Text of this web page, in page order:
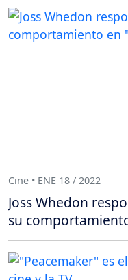
Cine • ENE 18 / 2022
Joss Whedon
su